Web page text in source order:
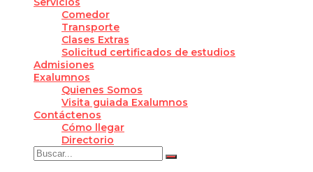
Comedor
Transporte
Clases Extras
Solicitud certificados de estudios
Admisiones
Exalumnos
Quienes Somos
Visita guiada Exalumnos
Contáctenos
Cómo llegar
Directorio